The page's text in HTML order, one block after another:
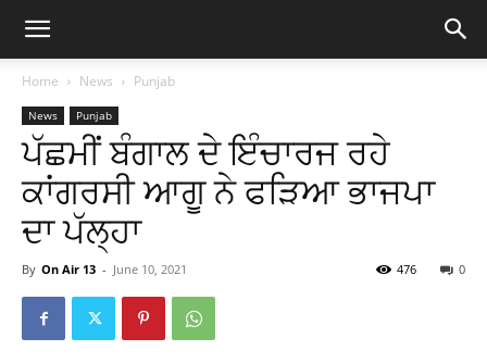
Home News Punjab
News Punjab
ਪੱਛਮੀਂ ਬੰਗਾਲ ਦੇ ਇੰਚਾਰਜ ਰਹੇ
ਕਾਂਗਰਸੀ ਆਗੂ ਨੇ ਫੜਿਆ ਭਾਜਪਾ
ਦਾ ਪੱਲ੍ਹਾ
By On Air 13 - June 10, 2021 0
476